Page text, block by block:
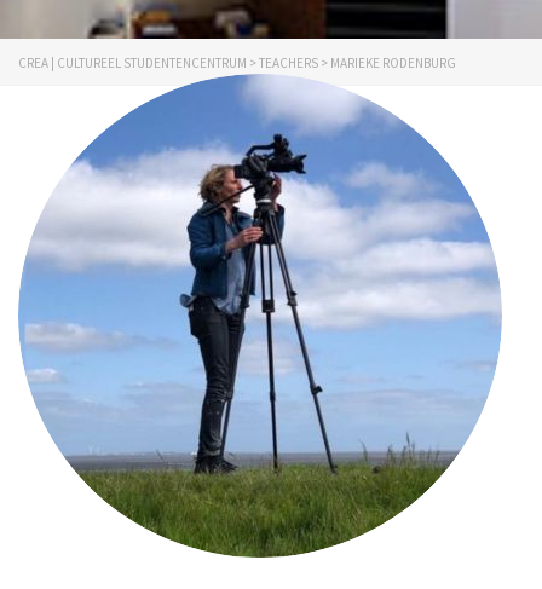
CREA | CULTUREEL STUDENTENCENTRUM > TEACHERS > MARIEKE RODENBURG